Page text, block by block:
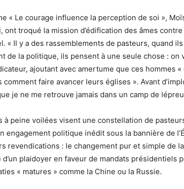
« Le courage influence la perception de soi »,
ont troqué la mission d’édification des âmes
« Il y a des rassemblements de pasteurs, quand
de la politique, ils pensent à une seule chose : on
ajoutant avec amertume que ces hommes
comment faire avancer leurs églises ». Avant
je ne me retrouve jamais dans un camp de
à peine voilées visent une constellation de
engagement politique inédit sous la bannière de
revendications : le changement pur et simple de
d’un plaidoyer en faveur de mandats présidentiels
« matures » comme la Chine ou la Russie.